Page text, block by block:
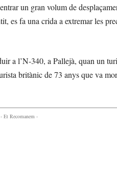
un gran volum de
es fa una crida a extremar les
a l’N-340, a Pallejà, quan un
britànic de 73 anys que va
- Et Recomanem -